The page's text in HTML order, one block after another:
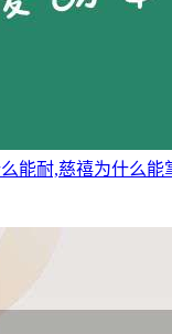
能耐,慈禧为什么能